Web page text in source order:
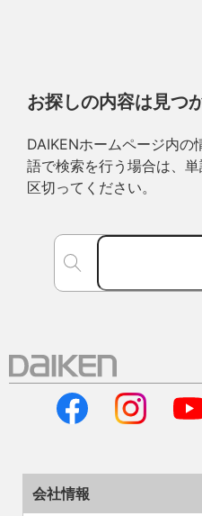
お探しの内容は見つ
DAIKENホームページ内の
語で検索を行う場合は、
区切ってください。
会社情報